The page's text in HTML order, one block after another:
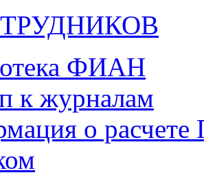
ФИАН
к журналам
о